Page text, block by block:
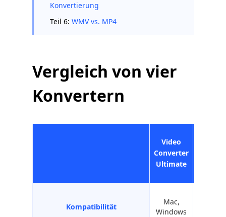
Konvertierung
Teil 6: WMV vs. MP4
Vergleich von vier
Konvertern
Video
Converter
Ultimate
Kompatibilität
Mac,
Windows